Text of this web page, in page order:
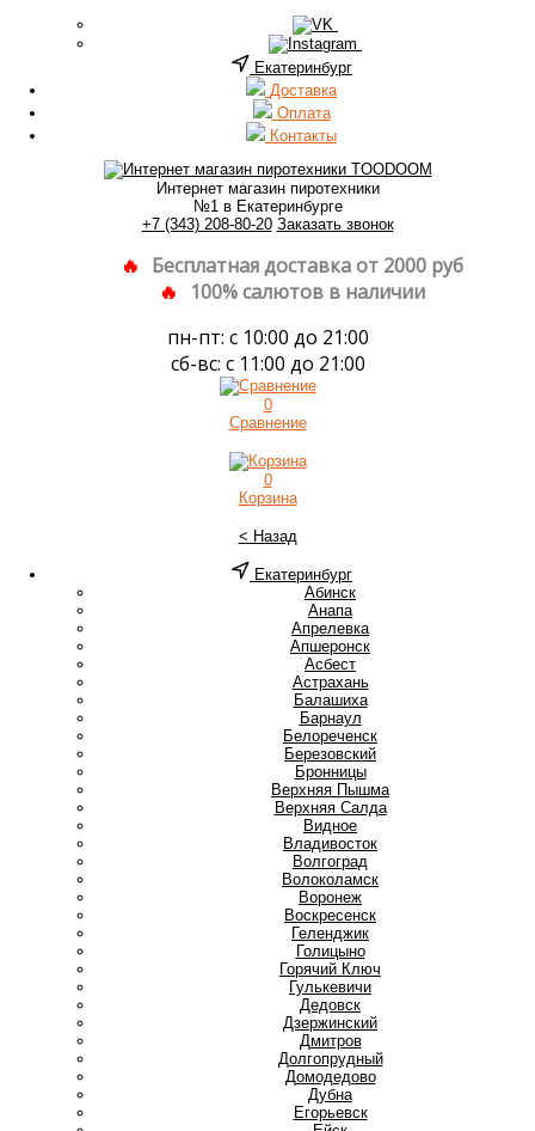
Екатеринбург
Доставка
Оплата
Контакты
Интернет магазин пиротехники
№1 в Екатеринбурге
+7 (343) 208-80-20 Заказать звонок
Бесплатная доставка от 2000 руб
100% салютов в наличии
пн-пт: с 10:00 до 21:00
сб-вс: с 11:00 до 21:00
0
Сравнение
0
Корзина
< Назад
Екатеринбург
Абинск
Анапа
Апрелевка
Апшеронск
Асбест
Астрахань
Балашиха
Барнаул
Белореченск
Березовский
Бронницы
Верхняя Пышма
Верхняя Салда
Видное
Владивосток
Волгоград
Волоколамск
Воронеж
Воскресенск
Геленджик
Голицыно
Горячий Ключ
Гулькевичи
Дедовск
Дзержинский
Дмитров
Долгопрудный
Домодедово
Дубна
Егорьевск